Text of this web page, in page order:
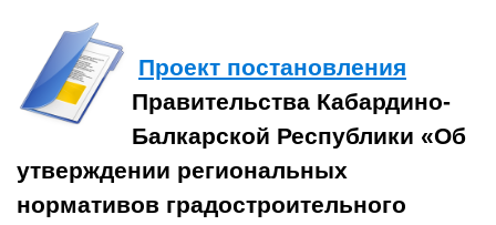
Проект постановления
Правительства Кабардино-
Балкарской Республики «Об
утверждении региональных
нормативов градостроительного